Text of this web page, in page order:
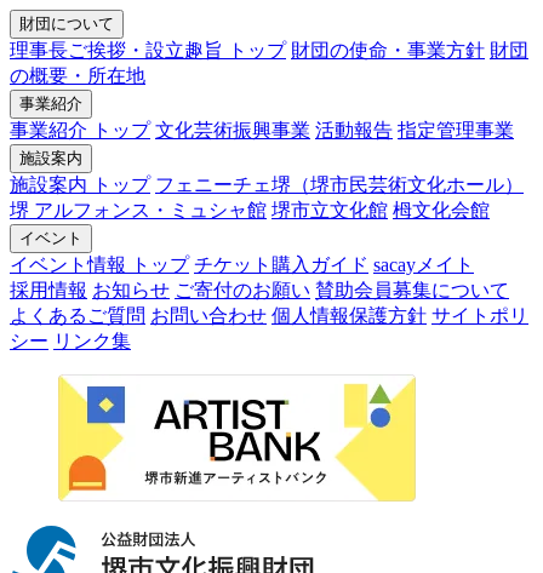
財団について
理事長ご挨拶・設立趣旨 トップ 財団の使命・事業方針 財団
の概要・所在地
事業紹介
事業紹介 トップ 文化芸術振興事業 活動報告 指定管理事業
施設案内
施設案内 トップ フェニーチェ堺（堺市民芸術文化ホール）
堺 アルフォンス・ミュシャ館 堺市立文化館 栂文化会館
イベント
イベント情報 トップ チケット購入ガイド sacayメイト
採用情報 お知らせ ご寄付のお願い 賛助会員募集について
よくあるご質問 お問い合わせ 個人情報保護方針 サイトポリ
シー リンク集